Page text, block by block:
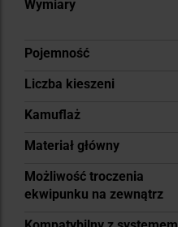
Wymiary
Pojemność
Liczba kieszeni
Kamuflaż
Materiał główny
Możliwość troczenia
ekwipunku na zewnątrz